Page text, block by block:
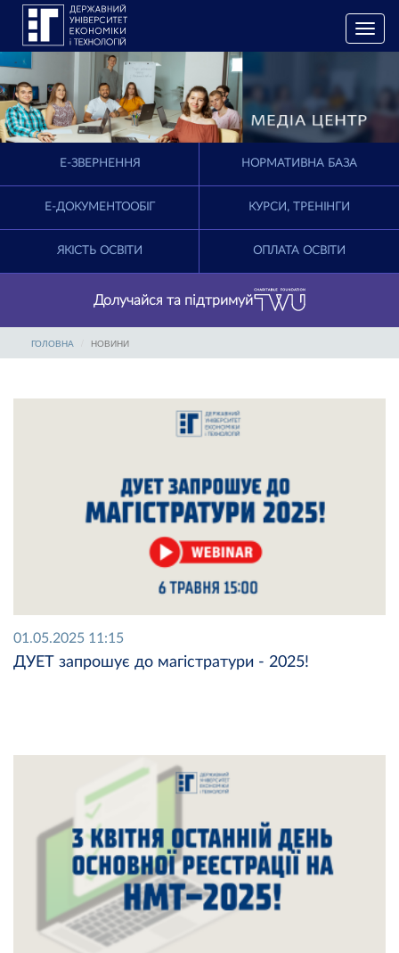
T
o
e
i
a
E-ЗВЕРНЕННЯ НОРМАТИВНА БАЗА
Е-ДОКУМЕНТООБІГ КУРСИ, ТРЕНІНГИ
ЯКІСТЬ ОСВІТИ ОПЛАТА ОСВІТИ
Долучайся та підтримуй
ГОЛОВНА НОВИНИ
01.05.2025 11:15
ДУЕТ запрошує до магістратури - 2025!